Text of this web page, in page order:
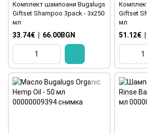
Комплект шампоани Bugalugs
Giftset Shampoo 3pack - 3x250
мл
33.74€ 66.00BGN
Giftset
мл
51.12€